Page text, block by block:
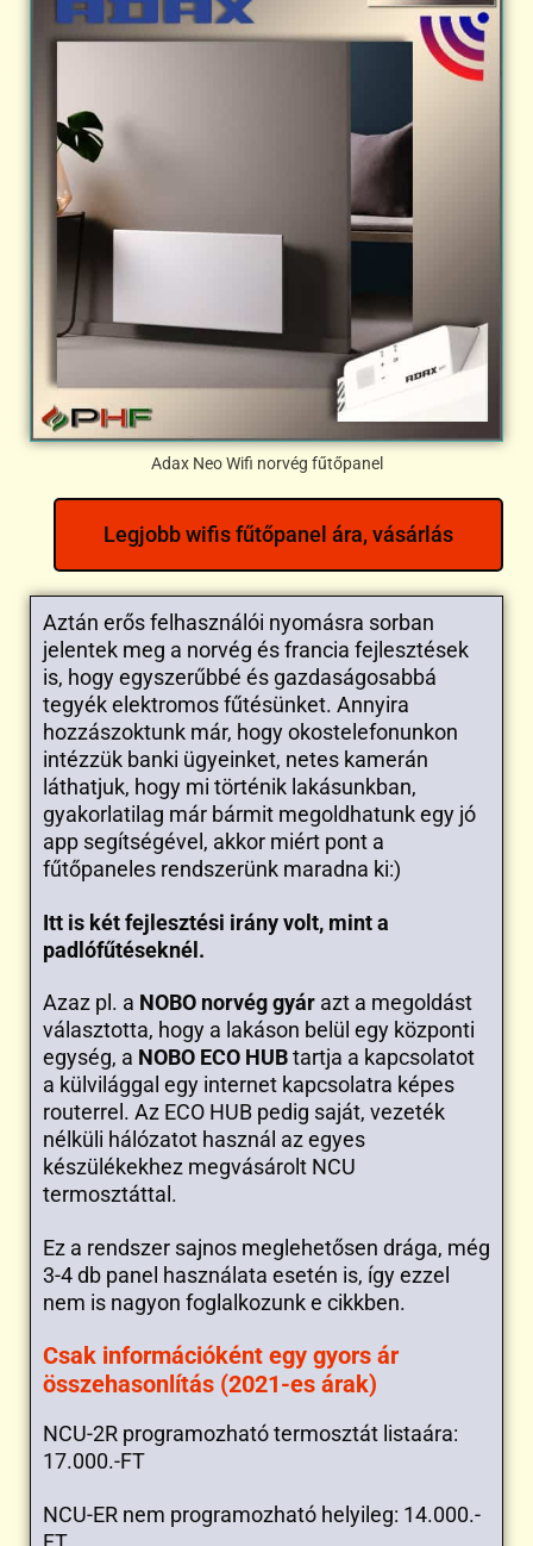
Adax Neo Wifi norvég fűtőpanel
Legjobb wifis fűtőpanel ára, vásárlás
Aztán erős felhasználói nyomásra sorban
jelentek meg a norvég és francia fejlesztések
is, hogy egyszerűbbé és gazdaságosabbá
tegyék elektromos fűtésünket. Annyira
hozzászoktunk már, hogy okostelefonunkon
intézzük banki ügyeinket, netes kamerán
láthatjuk, hogy mi történik lakásunkban,
gyakorlatilag már bármit megoldhatunk egy jó
app segítségével, akkor miért pont a
fűtőpaneles rendszerünk maradna ki:)
Itt is két fejlesztési irány volt, mint a
padlófűtéseknél.
Azaz pl. a NOBO norvég gyár azt a megoldást
választotta, hogy a lakáson belül egy központi
egység, a NOBO ECO HUBtartja a kapcsolatot
a külvilággal egy internet kapcsolatra képes
routerrel. Az ECO HUB pedig saját, vezeték
nélküli hálózatot használ az egyes
készülékekhez megvásárolt NCU
termosztáttal.
Ez a rendszer sajnos meglehetősen drága, még
3-4 db panel használata esetén is, így ezzel
nem is nagyon foglalkozunk e cikkben.
Csak információként egy gyors ár
összehasonlítás (2021-es árak)
NCU-2R programozható termosztát listaára:
17.000.-FT
NCU-ER nem programozható helyileg: 14.000.-